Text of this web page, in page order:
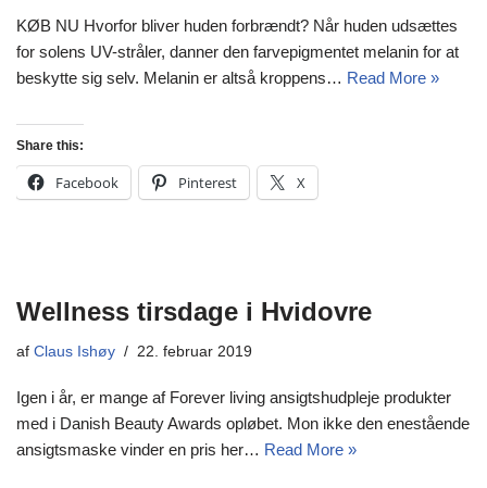
KØB NU Hvorfor bliver huden forbrændt? Når huden udsættes
for solens UV-stråler, danner den farvepigmentet melanin for at
beskytte sig selv. Melanin er altså kroppens… Read More »
Share this:
Facebook Pinterest X
Wellness tirsdage i Hvidovre
af Claus Ishøy 22. februar 2019
Igen i år, er mange af Forever living ansigtshudpleje produkter
med i Danish Beauty Awards opløbet. Mon ikke den enestående
ansigtsmaske vinder en pris her… Read More »